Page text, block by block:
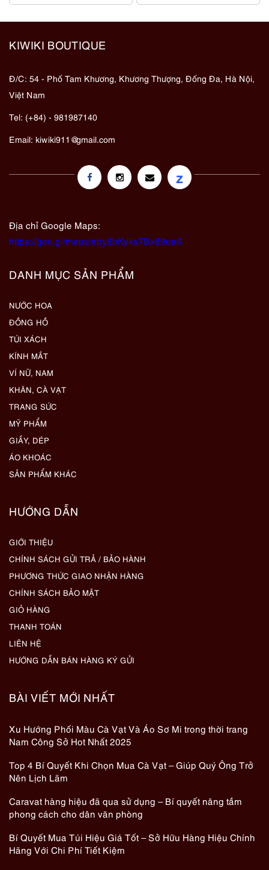
KIWIKI BOUTIQUE
Đ/C: 54 - Phố Tam Khương, Khương Thượng, Đống Đa, Hà Nội,
Việt Nam
Tel: (+84) - 981987140
Email: kiwiki911@gmail.com
z
Địa chỉ Google Maps:
https://goo.gl/maps/eby8bKyks7Bx89oa6
DANH MỤC SẢN PHẨM
NƯỚC HOA
ĐỒNG HỒ
TÚI XÁCH
KÍNH MẮT
VÍ NỮ, NAM
KHĂN, CÀ VẠT
TRANG SỨC
MỸ PHẨM
GIẦY, DÉP
ÁO KHOÁC
SẢN PHẨM KHÁC
HƯỚNG DẪN
GIỚI THIỆU
CHÍNH SÁCH GỬI TRẢ / BẢO HÀNH
PHƯƠNG THỨC GIAO NHẬN HÀNG
CHÍNH SÁCH BẢO MẬT
GIỎ HÀNG
THANH TOÁN
LIÊN HỆ
HƯỚNG DẪN BÁN HÀNG KÝ GỬI
BÀI VIẾT MỚI NHẤT
Xu Hướng Phối Màu Cà Vạt Và Áo Sơ Mi trong thời trang
Nam Công Sở Hot Nhất 2025
Top 4 Bí Quyết Khi Chọn Mua Cà Vạt – Giúp Quý Ông Trở
Nên Lịch Lãm
Caravat hàng hiệu đã qua sử dụng – Bí quyết nâng tầm
phong cách cho dân văn phòng
Bí Quyết Mua Túi Hiệu Giá Tốt – Sở Hữu Hàng Hiệu Chính
Hãng Với Chi Phí Tiết Kiệm